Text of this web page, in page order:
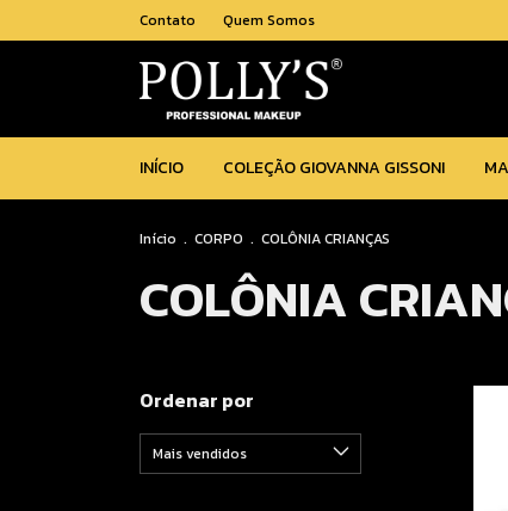
Contato Quem Somos
INÍCIO COLEÇÃO GIOVANNA GISSONI
Início . CORPO . COLÔNIA CRIANÇAS
COLÔNIA
Ordenar por